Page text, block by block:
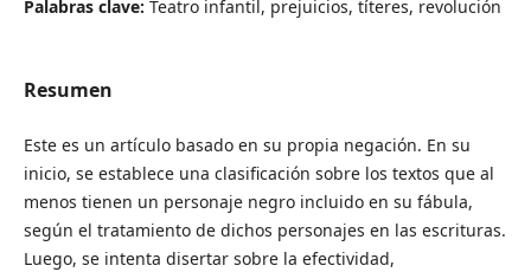
Palabras clave: Teatro infantil, prejuicios, títeres, revolución
Resumen
Este es un artículo basado en su propia negación. En su
inicio, se establece una clasificación sobre los textos que al
menos tienen un personaje negro incluido en su fábula,
según el tratamiento de dichos personajes en las escrituras.
Luego, se intenta disertar sobre la efectividad,